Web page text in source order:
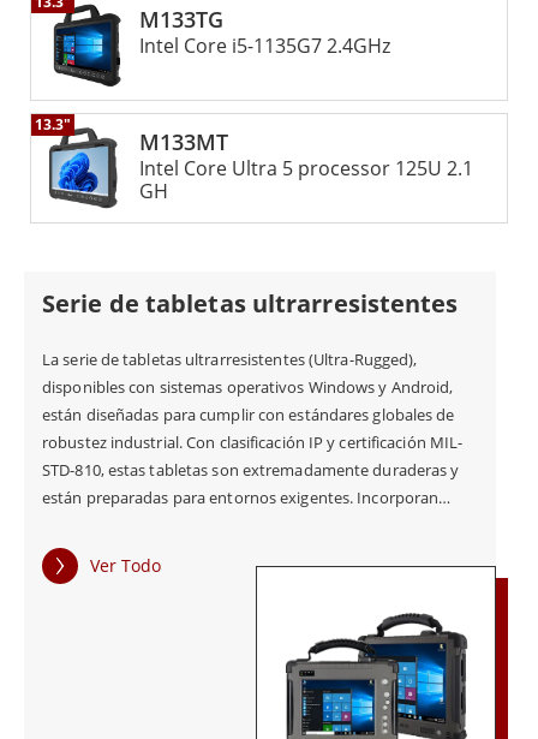
imágenes y vídeos de componentes automotrices, la serie
M133 es una herramienta esencial para mecánicos y
técnicos en diagnósticos y mantenimiento de vehículos. La
serie M133 de Winmate es un tablet robusto y versátil,
diseñado para superar las exigencias de entornos
industriales y empresariales. Con su durabilidad, amplia
pantalla y alto rendimiento, es una opción confiable para
profesionales que requieren un dispositivo resistente y
M133TG
Intel Core i5-1135G7 2.4GHz
M133MT
13.3"
Intel Core Ultra 5 processor 125U 2.1
GH
Serie de tabletas ultrarresistentes
La serie de tabletas ultrarresistentes (Ultra-Rugged),
disponibles con sistemas operativos Windows y Android,
están diseñadas para cumplir con estándares globales de
robustez industrial. Con clasificación IP y certificación MIL-
STD-810, estas tabletas son extremadamente duraderas y
están preparadas para entornos exigentes. Incorporan
potentes procesadores y múltiples opciones de
conectividad inalámbrica, garantizando un rendimiento
Ver Todo